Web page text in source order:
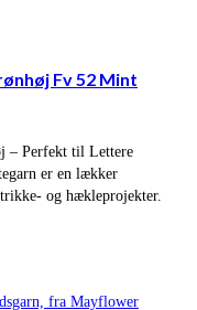
Fv 52 Mint
– Perfekt til Lettere
er en lækker
og hækleprojekter.